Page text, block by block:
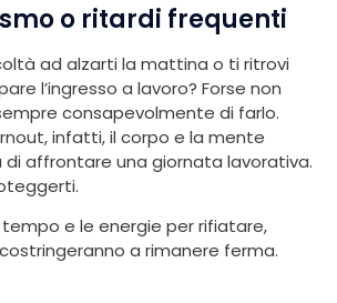
o ritardi frequenti
ad alzarti la mattina o ti ritrovi
l’ingresso a lavoro? Forse non
consapevolmente di farlo.
infatti, il corpo e la mente
di affrontare una giornata lavorativa.
tempo e le energie per rifiatare,
a rimanere ferma.